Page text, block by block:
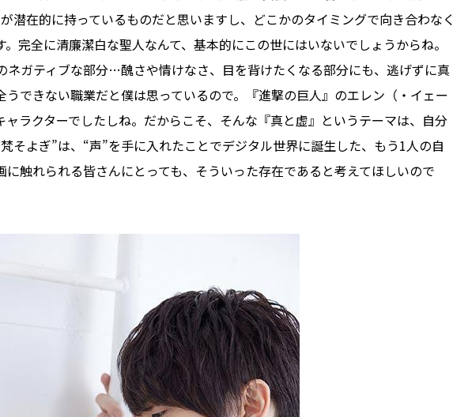
潜在的に持っているものだと思いますし、どこかのタイミングで向き合わなく
完全に清廉潔白な聖人なんて、基本的にこの世にはいないでしょうからね。
ネガティブな部分…醜さや情けなさ、目を背けたくなる部分にも、逃げずに真
できない職業だと僕は思っているので。『進撃の巨人』のエレン（・イェー
ラクターでしたしね。だからこそ、そんな『真と虚』というテーマは、自分
そよぎ”は、“声”を手に入れたことでデジタル世界に誕生した、もう1人の自
触れられる皆さんにとっても、そういった存在であると考えてほしいので